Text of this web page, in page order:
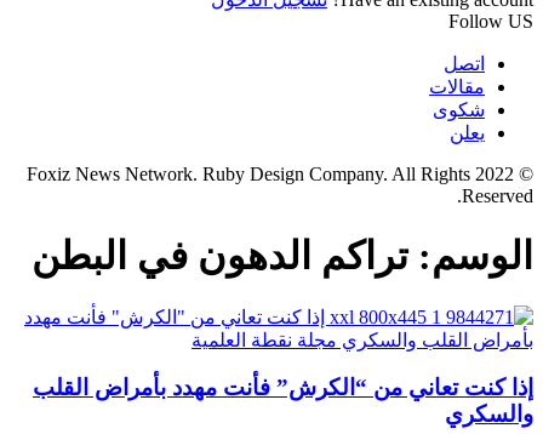
Follow US
اتصل
مقالات
شكوى
يعلن
© 2022 Foxiz News Network. Ruby Design Company. All Rights
Reserved.
الوسم:تراكم الدهون في البطن
إذا كنت تعاني من “الكرش” فأنت مهدد بأمراض القلب
والسكري